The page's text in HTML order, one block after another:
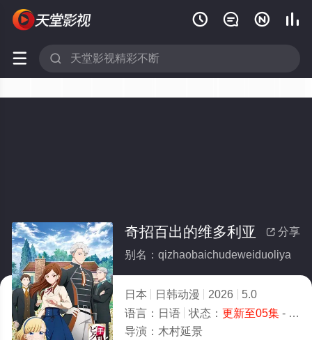
   
 
 分享
奇招百出的维多利亚
别名：qizhaobaichudeweiduoliya
日本 日韩动漫 2026
5.0
语言： 日语 状态： 更新至05集- 免费在线观看
导演： 木村延景